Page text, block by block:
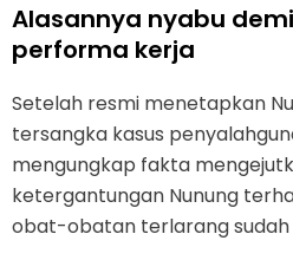
Alasannya nyabu
performa kerja
Setelah resmi menetapkan
tersangka kasus
mengungkap fakta
ketergantungan Nunung
obat-obatan terlarang sudah